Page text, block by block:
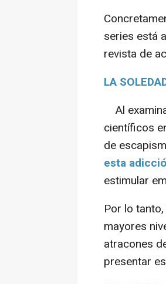
series está
revista de
LA
Al
científicos
de
esta
estimular
Por lo
mayores
atracones
presentar